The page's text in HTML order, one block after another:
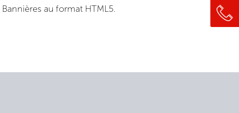
Bannières au format HTML5.